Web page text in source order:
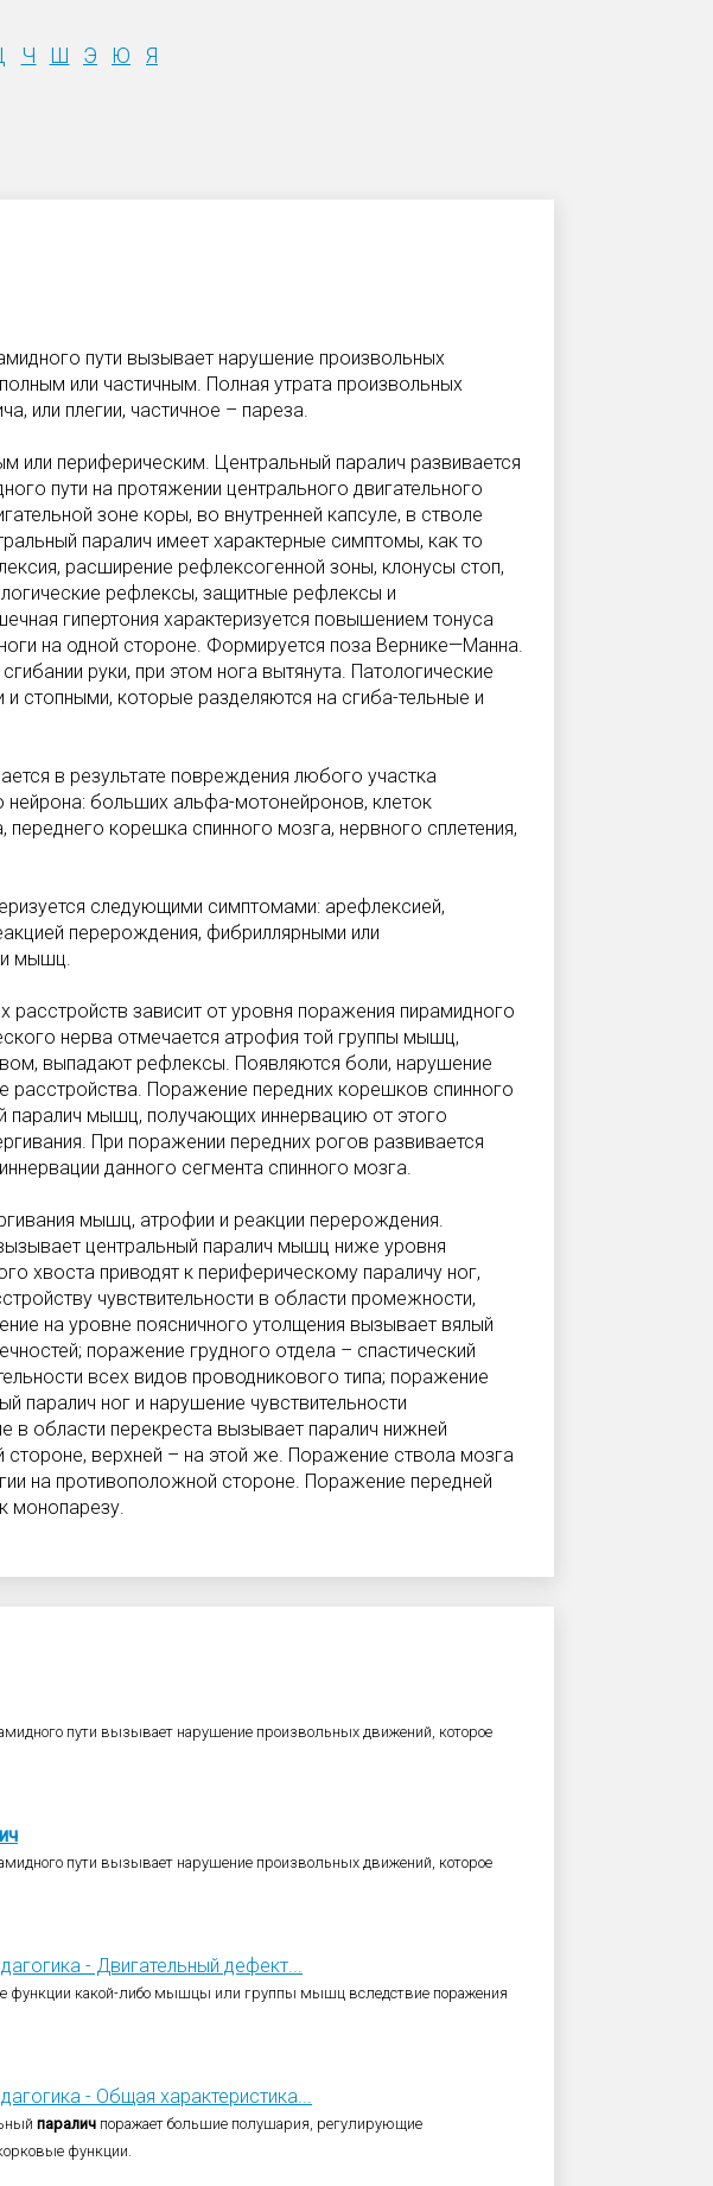
Ч Ш Э Ю Я
пути вызывает нарушение произвольных
или частичным. Полная утрата произвольных
или плегии, частичное – пареза.
или периферическим. Центральный паралич развивается
пути на протяжении центрального двигательного
зоне коры, во внутренней капсуле, в стволе
паралич имеет характерные симптомы, как то
расширение рефлексогенной зоны, клонусы стоп,
рефлексы, защитные рефлексы и
гипертония характеризуется повышением тонуса
на одной стороне. Формируется поза Вернике—Манна.
руки, при этом нога вытянута. Патологические
стопными, которые разделяются на сгиба-тельные и
в результате повреждения любого участка
нейрона: больших альфа-мотонейронов, клеток
переднего корешка спинного мозга, нервного сплетения,
следующими симптомами: арефлексией,
перерождения, фибриллярными или
мышц.
расстройств зависит от уровня поражения пирамидного
нерва отмечается атрофия той группы мышц,
выпадают рефлексы. Появляются боли, нарушение
расстройства. Поражение передних корешков спинного
паралич мышц, получающих иннервацию от этого
При поражении передних рогов развивается
данного сегмента спинного мозга.
мышц, атрофии и реакции перерождения.
центральный паралич мышц ниже уровня
хвоста приводят к периферическому параличу ног,
чувствительности в области промежности,
на уровне поясничного утолщения вызывает вялый
поражение грудного отдела – спастический
всех видов проводникового типа; поражение
паралич ног и нарушение чувствительности
в области перекреста вызывает паралич нижней
стороне, верхней – на этой же. Поражение ствола мозга
на противоположной стороне. Поражение передней
монопарезу.
пути вызывает нарушение произвольных движений, которое
пути вызывает нарушение произвольных движений, которое
- Двигательный дефект...
функции какой-либо мышцы или группы мышц вследствие поражения
- Общая характеристика...
паралич поражает большие полушария, регулирующие
функции.